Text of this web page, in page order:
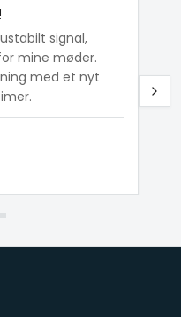
signal,
mine møder.
med et nyt